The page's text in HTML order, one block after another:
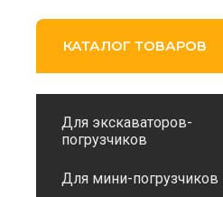
КАТАЛОГ ТОВАРОВ
Для экскаваторов-
погрузчиков
Для мини-погрузчиков